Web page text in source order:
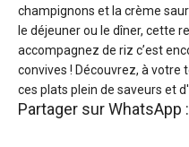
champignons et la crème
le déjeuner ou le dîner, cette
accompagnez de riz c’est
convives ! Découvrez, à votre
ces plats plein de saveurs et
Partager sur WhatsApp :